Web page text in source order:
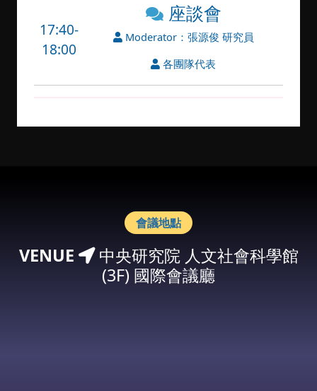
17:40-
18:00
座談會
Moderator：張源俊 研究員
各團隊代表
會議地點
VENUE
中央研究院 人文社會科學館
(3F) 國際會議廳